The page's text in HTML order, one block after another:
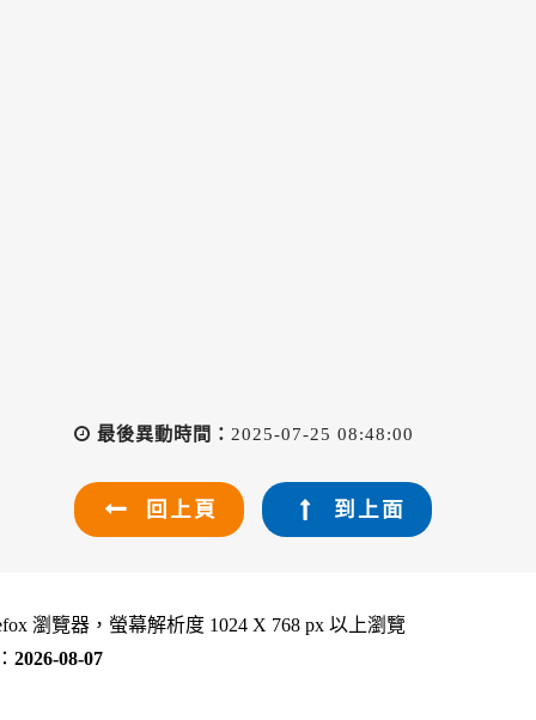
最後異動時間： 2025-07-25 08:48:00
回上頁 到上面
瀏覽器，螢幕解析度 1024 X 768 px 以上瀏覽
2026-08-07